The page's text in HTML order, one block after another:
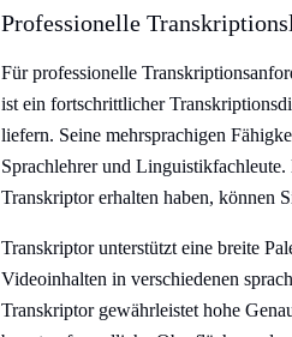
Professionelle
Für professionelle
ist ein fortschrittlicher
liefern. Seine mehrsprachigen
Sprachlehrer und
Transkriptor erhalten haben, können
Transkriptor unterstützt eine breite
Videoinhalten in verschiedenen
Transkriptor gewährleistet hohe